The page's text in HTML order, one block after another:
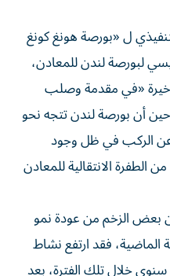
ل «بورصة هونغ كونغ
لبورصة لندن للمعادن،
«في مقدمة وصلب
أن بورصة لندن تتجه نحو
عن الركب في ظل وجود
الطفرة الانتقالية للمعادن
بعض الزخم من عودة نمو
الماضية، فقد ارتفع نشاط